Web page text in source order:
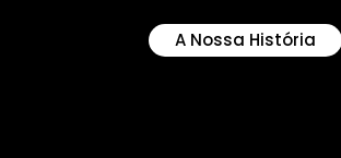
A Nossa História